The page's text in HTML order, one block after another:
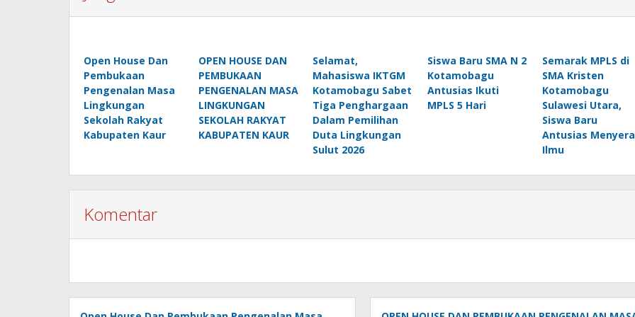
Open House Dan
Pembukaan
Pengenalan Masa
Lingkungan
Sekolah Rakyat
Kabupaten Kaur
OPEN HOUSE DAN
PEMBUKAAN
PENGENALAN MASA
LINGKUNGAN
SEKOLAH RAKYAT
KABUPATEN KAUR
Selamat,
Mahasiswa IKTGM
Kotamobagu Sabet
Tiga Penghargaan
Dalam Pemilihan
Duta Lingkungan
Sulut 2026
Siswa Baru SMA N 2
Kotamobagu
Antusias Ikuti
MPLS 5 Hari
Semarak MPLS di
SMA Kristen
Kotamobagu
Sulawesi Utara,
Siswa Baru
Antusias
Ilmu
Komentar